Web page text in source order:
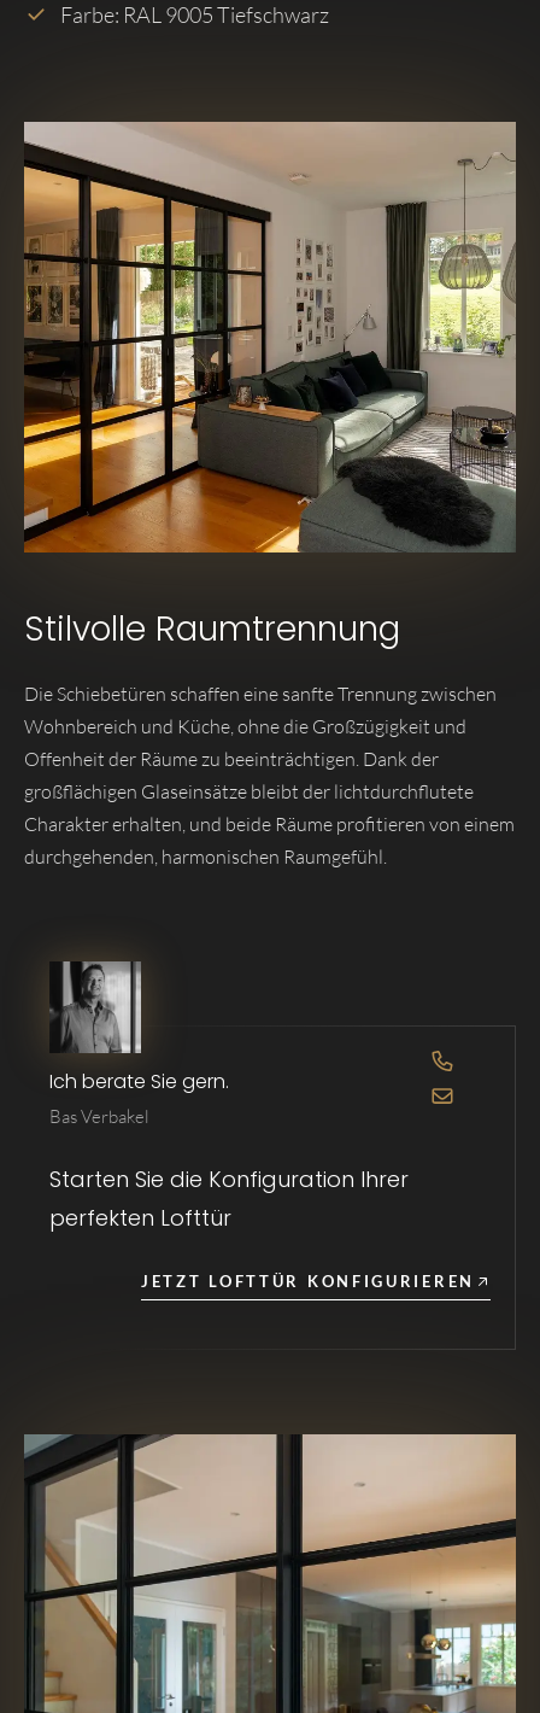
Farbe: RAL 9005 Tiefschwarz
Stilvolle Raumtrennung
Die Schiebetüren schaffen eine sanfte Trennung zwischen
Wohnbereich und Küche, ohne die Großzügigkeit und
Offenheit der Räume zu beeinträchtigen. Dank der
großflächigen Glaseinsätze bleibt der lichtdurchflutete
Charakter erhalten, und beide Räume profitieren von einem
durchgehenden, harmonischen Raumgefühl.
Starten Sie die Konfiguration Ihrer
perfekten Lofttür
Ich berate Sie gern.
Bas Verbakel
OPEN DE
OPEN DE
JETZT LOFTTÜR KONFIGURIEREN